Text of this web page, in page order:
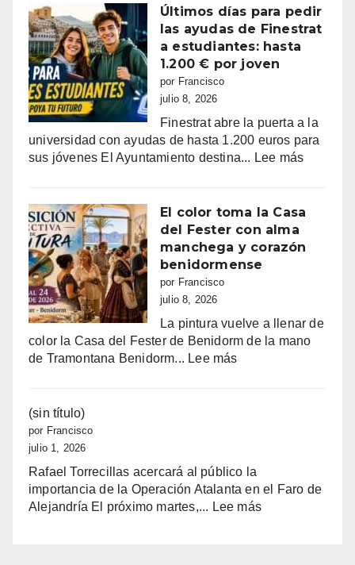
España
campeona
el
Día
del
Carmen
procesión
marinera
Últimos días para pedir
las ayudas de Finestrat
a estudiantes: hasta
1.200 € por joven
por Francisco
julio 8, 2026
Finestrat abre la puerta a la
universidad con ayudas de hasta 1.200 euros para
sus jóvenes El Ayuntamiento destina... Lee más:
para
las
hasta
El color toma la Casa
del Fester con alma
manchega y corazón
benidormense
por Francisco
julio 8, 2026
La pintura vuelve a llenar de
color la Casa del Fester de Benidorm de la mano
de Tramontana Benidorm... Lee más:
Fester
con
alma
(sin título)
por Francisco
julio 1, 2026
Rafael Torrecillas acercará al público la
importancia de la Operación Atalanta en el Faro de
Alejandría El próximo martes,... Lee más: